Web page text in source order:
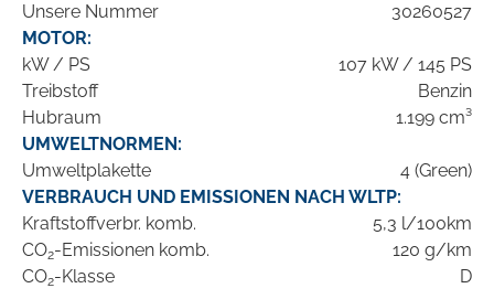
Unsere Nummer
30260527
MOTOR:
kW / PS
107 kW / 145 PS
Treibstoff
Benzin
Hubraum
1.199 cm³
UMWELTNORMEN:
Umweltplakette
4 (Green)
VERBRAUCH UND EMISSIONEN NACH WLTP:
Kraftstoffverbr. komb.
5,3 l/100km
CO2-Emissionen komb.
120 g/km
CO2-Klasse D